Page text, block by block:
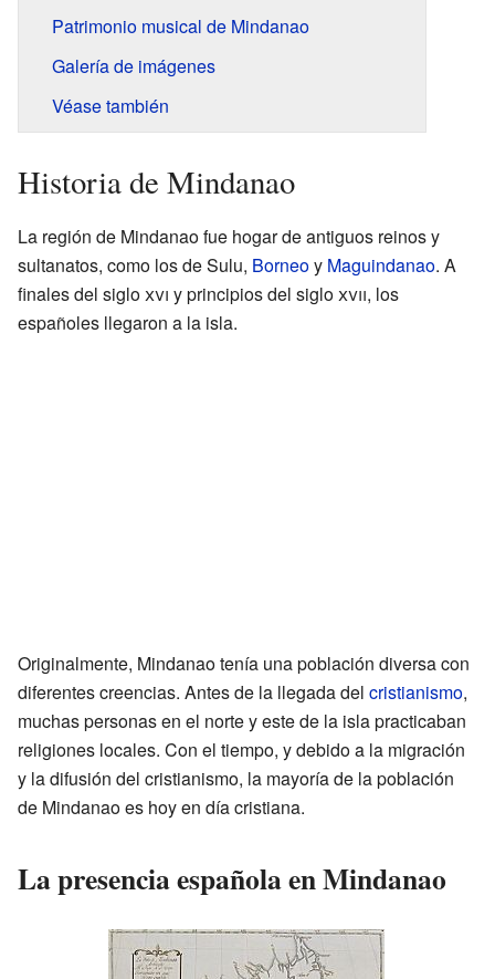
Patrimonio musical de Mindanao
Galería de imágenes
Véase también
Historia de Mindanao
La región de Mindanao fue hogar de antiguos reinos y
sultanatos, como los de Sulu, Borneoy Maguindanao. A
finales del sigloxvi y principios del sigloxvii, los
españoles llegaron a la isla.
Originalmente, Mindanao tenía una población diversa con
diferentes creencias. Antes de la llegada del cristianismo,
muchas personas en el norte y este de la isla practicaban
religiones locales. Con el tiempo, y debido a la migración
y la difusión del cristianismo, la mayoría de la población
de Mindanao es hoy en día cristiana.
La presencia española en Mindanao